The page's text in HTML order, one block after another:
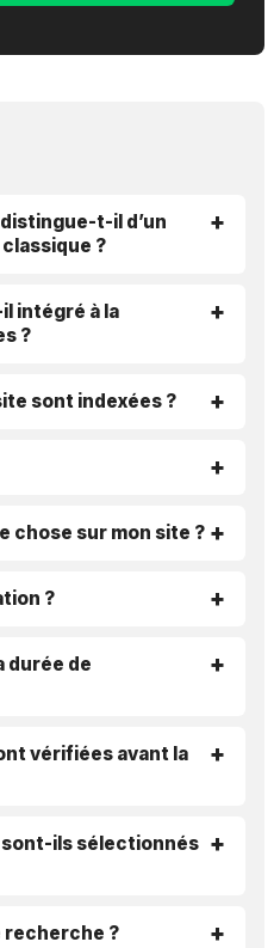
t-il d’un
?
intégré à la
?
sont indexées ?
chose sur mon site ?
?
durée de
vérifiées avant la
ils sélectionnés
recherche ?